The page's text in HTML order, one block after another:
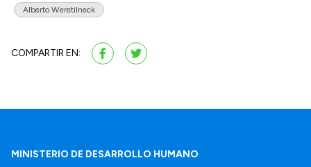
Alberto Weretilneck
COMPARTIR EN:
MINISTERIO DE DESARROLLO HUMANO